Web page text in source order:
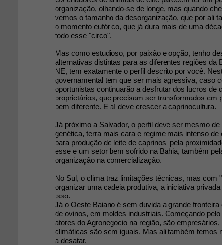
organização, olhando-se de longe, mas quando
vemos o tamanho da desorganização, que por ali
o momento eufórico, que já dura mais de uma
todo esse "circo".
Mas como estudioso, por paixão e opção, tenho
alternativas distintas para as diferentes regiões da
NE, tem exatamente o perfil descrito por você.
governamental tem que ser mais agressiva, caso
oportunistas continuarão a desfrutar dos lucros de
proprietários, que precisam ser transformados em
bem diferente. E aí deve crescer a caprinocultura.
Já próximo a Salvador, o perfil deve ser mesmo de
genética, terra mais cara e regime mais intenso de
para produção de leite de caprinos, pela
esse e um setor bem sofrido na Bahia, também
organização na comercialização.
No Sul, o clima traz limitações técnicas, mas com
organizar uma cadeia produtiva, a iniciativa
isso.
Já o Oeste Baiano é sem duvida a grande fronteira
de ovinos, em moldes industriais. Começando pelo
atores do Agronegocio na região, são
climáticas são sem iguais. Mas ali também temos
a desatar.